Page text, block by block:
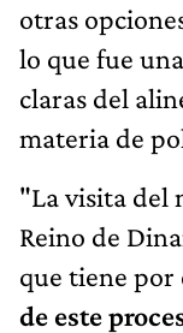
otras
lo que fue
claras del
materia de
"La visita del
Reino de
que tiene por
de este